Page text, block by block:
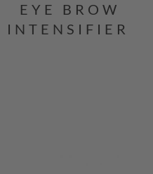
EYE BROW
INTENSIFIER